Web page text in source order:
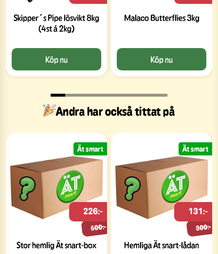
Skipper´s Pipe lösvikt 8kg
(4st á 2kg)
Köp nu
Malaco Butterflies 3kg
Köp nu
Andra har också tittat på
Stor hemlig Ät snart-box
500:-
226:-
Ät smart
Hemliga Ät snart-lådan
300:-
131:-
Ät smart